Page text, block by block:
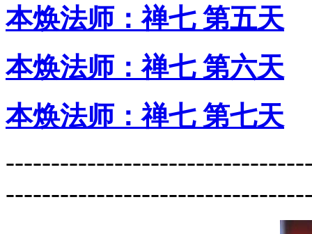
本焕法师：禅七 第五天
本焕法师：禅七 第六天
本焕法师：禅七 第七天